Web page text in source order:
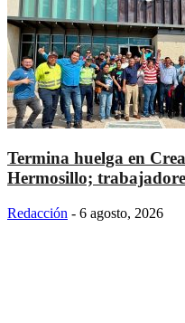
Termina huelga en
Hermosillo;
Redacción - 6 agosto, 2026